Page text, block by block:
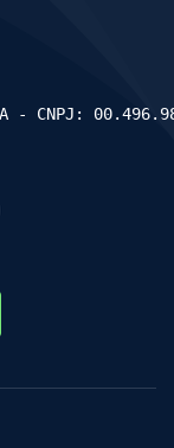
- CNPJ: